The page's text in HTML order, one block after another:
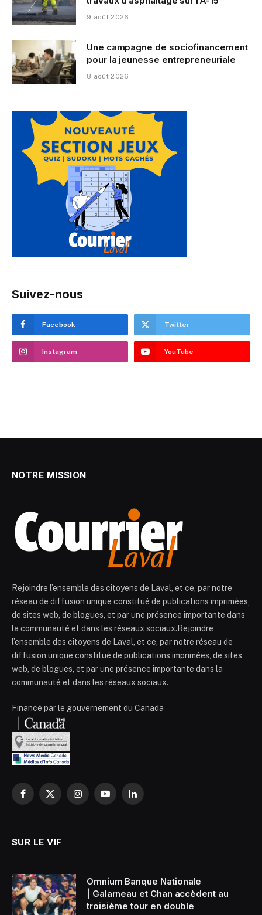
9 août 2026
Une campagne de sociofinancement
pour la jeunesse entrepreneuriale
8 août 2026
Suivez-nous
Facebook Twitter
Instagram YouTube
NOTRE MISSION
Rejoindre l’ensemble des citoyens de Laval, et ce, par notre
réseau de diffusion unique constitué de publications imprimées,
de sites web, de blogues, et par une présence importante dans
la communauté et dans les réseaux sociaux.Rejoindre
l’ensemble des citoyens de Laval, et ce, par notre réseau de
diffusion unique constitué de publications imprimées, de sites
web, de blogues, et par une présence importante dans la
communauté et dans les réseaux sociaux.
Financé par le gouvernement du Canada
Facebook
X
InstagramYouTubeLinkedIn
SUR LE VIF
Omnium Banque Nationale
| Galarneau et Chan accèdent au
troisième tour en double